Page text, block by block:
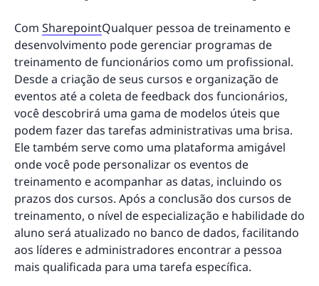
Com SharepointQualquer pessoa de treinamento e
desenvolvimento pode gerenciar programas de
treinamento de funcionários como um profissional.
Desde a criação de seus cursos e organização de
eventos até a coleta de feedback dos funcionários,
você descobrirá uma gama de modelos úteis que
podem fazer das tarefas administrativas uma brisa.
Ele também serve como uma plataforma amigável
onde você pode personalizar os eventos de
treinamento e acompanhar as datas, incluindo os
prazos dos cursos. Após a conclusão dos cursos de
treinamento, o nível de especialização e habilidade do
aluno será atualizado no banco de dados, facilitando
aos líderes e administradores encontrar a pessoa
mais qualificada para uma tarefa específica.